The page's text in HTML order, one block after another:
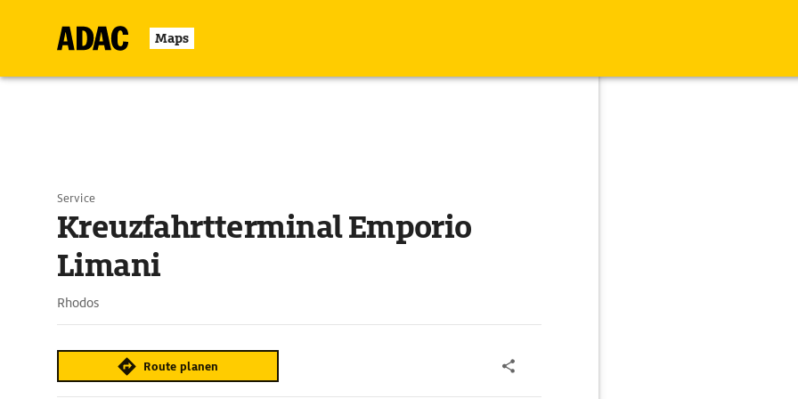
Maps
Service
Kreuzfahrtterminal Emporio
Limani
Rhodos
Route planen